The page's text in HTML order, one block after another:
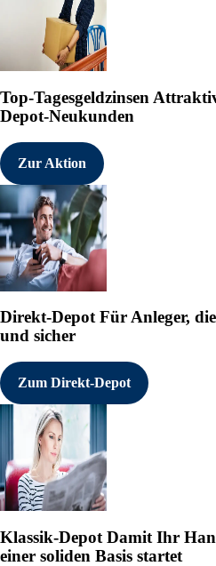
Top-Tagesgeldzinsen
Depot-Neukunden
Zur Aktion
Direkt-DepotFür Anleger,
und sicher
Zum Direkt-Depot
Klassik-Depot Damit Ihr
einer soliden Basis startet